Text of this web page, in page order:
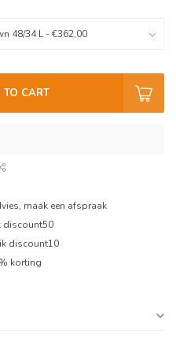
CART
maak een afspraak
discount50
discount10
korting